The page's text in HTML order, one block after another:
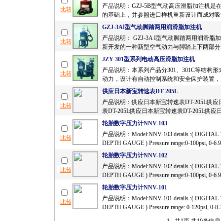
产品说明：GZJ-5B型气动高压滑脂加注机是
的基础上，并参照进口样机重新设计而成对
GZJ-3AⅠ型气动脚踏两用润滑脂加注机
产品说明： GZJ-3A I型气动脚踏两用润滑脂
新开发的一种新型空气动力与脚踏上下两部
JZY-301型系列电动高压滑脂加注机
产品说明：本系列产品分301、301C等结构形
动力，设计有自动控制系统和安全保护装置
供应日本新宝转速表DT-205L
产品说明：供应日本新宝转速表DT-205L供应
表DT-205L供应日本新宝转速表DT-205L供应
轮胎数字压力计NNV-103
产品说明：Model:NNV-103 details :( DIGITAL
DEPTH GAUGE ) Pressure range:0-100psi, 0-
轮胎数字压力计NNV-102
产品说明：Model:NNV-102 details :( DIGITAL
DEPTH GAUGE ) Pressure range:0-100psi, 0-
轮胎数字压力计NNV-101
产品说明：Model:NNV-101 details :( DIGITAL
DEPTH GAUGE ) Pressure range: 0-120psi, 0-